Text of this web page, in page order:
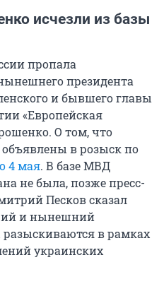
исчезли из базы
пропала
президента
и бывшего главы
«Европейская
О том, что
в розыск по
4 мая. В базе МВД
не была, позже пресс-
Песков сказал
и нынешний
в рамках
украинских